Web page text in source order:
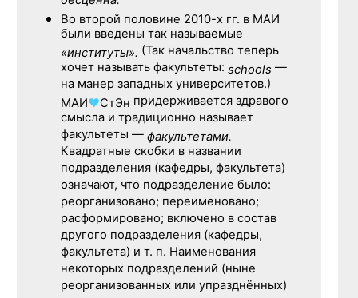
Во второй половине 2010-х гг. в МАИ
были введены так называемые
«институты». (Так начальство теперь
хочет называть факультеты: schools —
на манер западных университетов.)
МАИ♥СтЭн придерживается здравого
смысла и традиционно называет
факультеты — факультетами.
Квадратные скобки в названии
подразделения (кафедры, факультета)
означают, что подразделение было:
реорганизовано; переименовано;
расформировано; включено в состав
другого подразделения (кафедры,
факультета) и т. п. Наименования
некоторых подразделений (ныне
реорганизованных или упразднённых)